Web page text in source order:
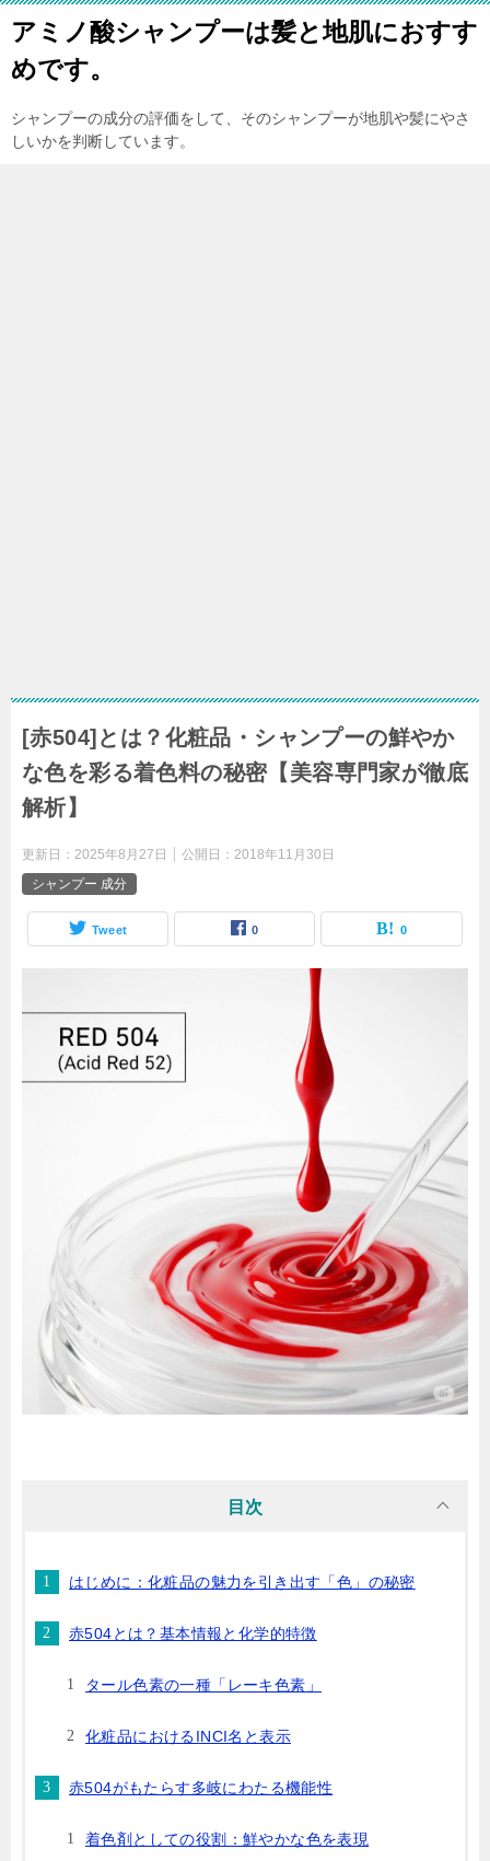
アミノ酸シャンプーは髪と地肌におすす
めです。
シャンプーの成分の評価をして、そのシャンプーが地肌や髪にやさ
しいかを判断しています。
[赤504]とは？化粧品・シャンプーの鮮やか
な色を彩る着色料の秘密【美容専門家が徹底
解析】
更新日： 2025年8月27日 公開日： 2018年11月30日
シャンプー 成分
Tweet 0 0
目次
はじめに：化粧品の魅力を引き出す「色」の秘密
赤504とは？基本情報と化学的特徴
タール色素の一種「レーキ色素」
化粧品におけるINCI名と表示
赤504がもたらす多岐にわたる機能性
着色剤としての役割：鮮やかな色を表現